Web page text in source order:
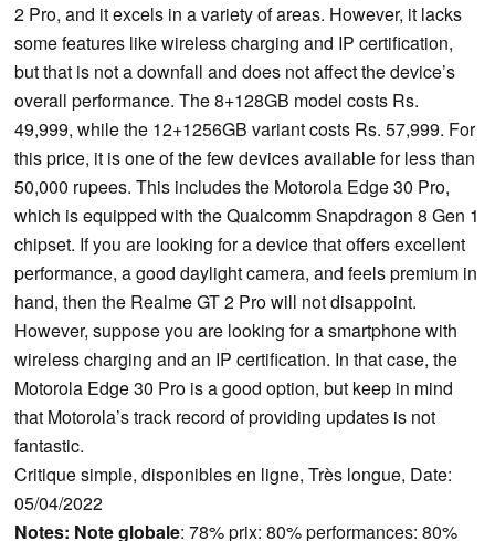
2 Pro, and it excels in a variety of areas. However, it lacks
some features like wireless charging and IP certification,
but that is not a downfall and does not affect the device’s
overall performance. The 8+128GB model costs Rs.
49,999, while the 12+1256GB variant costs Rs. 57,999. For
this price, it is one of the few devices available for less than
50,000 rupees. This includes the Motorola Edge 30 Pro,
which is equipped with the Qualcomm Snapdragon 8 Gen 1
chipset. If you are looking for a device that offers excellent
performance, a good daylight camera, and feels premium in
hand, then the Realme GT 2 Pro will not disappoint.
However, suppose you are looking for a smartphone with
wireless charging and an IP certification. In that case, the
Motorola Edge 30 Pro is a good option, but keep in mind
that Motorola’s track record of providing updates is not
fantastic.
Critique simple, disponibles en ligne, Très longue, Date:
05/04/2022
Notes: Note globale: 78% prix: 80% performances: 80%